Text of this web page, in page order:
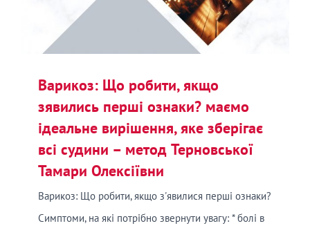
Варикоз: Що робити, якщо
зявились перші ознаки? маємо
ідеальне вирішення, яке зберігає
всі судини – метод Терновської
Тамари Олексіївни
Варикоз: Що робити, якщо з'явилися перші ознаки?
Симптоми, на які потрібно звернути увагу: * болі в